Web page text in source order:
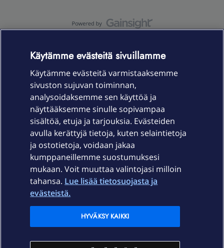
Laitteet & liittymät
Palvelut
Ajankohtaista
Elisa Oyj
In English
Käytämme evästeitä sivuillamme
Käytämme evästeitä varmistaaksemme
sivuston sujuvan toiminnan,
analysoidaksemme sen käyttöä ja
näyttääksemme sinulle sopivampaa
sisältöä, etuja ja tarjouksia. Evästeiden
avulla kerättyjä tietoja, kuten selaintietoja
ja ostotietoja, voidaan jakaa
kumppaneillemme suostumuksesi
mukaan. Voit muuttaa valintojasi milloin
tahansa. Lue lisää tietosuojasta ja
evästeistä.
HYVÄKSY KAIKKI